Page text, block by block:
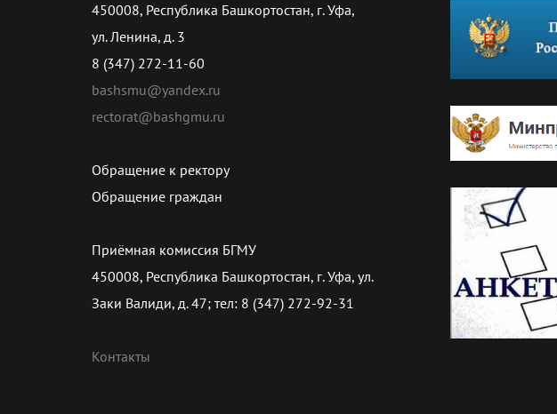
450008, Республика Башкортостан, г. Уфа,
ул. Ленина, д. 3
8 (347) 272-11-60
bashsmu@yandex.ru
rectorat@bashgmu.ru
Обращение к ректору
Обращение граждан
Приёмная комиссия БГМУ
450008, Республика Башкортостан, г. Уфа, ул.
Заки Валиди, д. 47; тел: 8 (347) 272-92-31
Контакты